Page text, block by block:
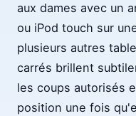
aux dames avec un
ou iPod touch sur
plusieurs autres
carrés brillent
les coups autorisés
position une fois